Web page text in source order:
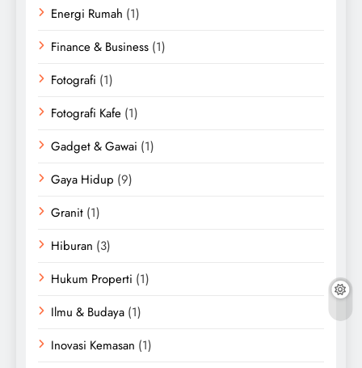
Energi Rumah (1)
Finance & Business (1)
Fotografi (1)
Fotografi Kafe (1)
Gadget & Gawai (1)
Gaya Hidup (9)
Granit (1)
Hiburan (3)
Hukum Properti (1)
Ilmu & Budaya (1)
Inovasi Kemasan (1)